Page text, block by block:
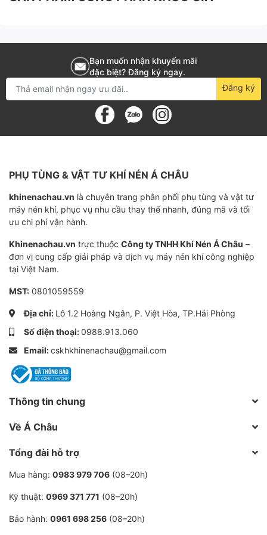
tách dầu INGERSOLL RAND 92062132. Tuy nhiên, để
chọn được lọc tách dầu có lợi cho máy nén khí, máy
hoạt động hiệu quả ổn định thì bạn phải chọn đơn vị
cung cấp uy tín, có thể hướng dẫn cho bạn cách sử
dụng và bảo dưỡng chuyên nghiệp nhất.
- KHÍ NÉN Á CHÂU tự hào là đơn vị cung cấp lọc tách
tôi sở hữu đội ngũ chuyên gia - kỹ thuật tay nghề cao,
- KHÍ NÉN Á CHÂU luôn có những giải pháp tư vấn sử
kiệm điện, tiết kiệm chi phí sửa chữa.
- Chúng tôi có các chính sách chiết khấu giá bán và tư
vấn kỹ lưỡng, tìm mua hàng cho các khách hàng thân
thiết.
Hãy liên hệ với phụ trách kinh doanh để nhận báo giá
lọc tách dầu INGERSOLL RAND 92062132 với nhiều
ưu đãi đặc biệt áp dụng riêng.
nối, tương tác Hotline, Zalo, Facebook của Á
CHÂU tạo kênh liên lạc thông suốt, để nhận tài liệu
khí.Đặc biệt nhận hướng dẫn xử lý sự cố, hư hỏng
máy nénkhi cần.
Tư vấn bán hàng:0964 744 392 -|- Email:
Phươnglinhachau@gmail.com hoặc gọi hotline:
Bạn muốn nhận khuyến mãi
đặc biệt? Đăng ký ngay.
Đăng ký
PHỤ TÙNG & VẬT TƯ KHÍ NÉN Á CHÂU
khinenachau.vn là chuyên trang phân phối phụ tùng và vật tư
máy nén khí, phục vụ nhu cầu thay thế nhanh, đúng mã và tối
ưu chi phí vận hành.
Khinenachau.vn trực thuộc Công ty TNHH Khí Nén Á Châu –
đơn vị cung cấp giải pháp và dịch vụ máy nén khí công nghiệp
tại Việt Nam.
MST: 0801059559
Địa chỉ: Lô 1.2 Hoàng Ngân, P. Việt Hòa, TP.Hải Phòng
Số điện thoại:0988.913.060
Email:cskhkhinenachau@gmail.com
Thông tin chung
Về Á Châu
Tổng đài hỗ trợ
Mua hàng: 0983 979 706 (08–20h)
Kỹ thuật: 0969 371 771 (08–20h)
Bảo hành: 0961 698 256 (08–20h)